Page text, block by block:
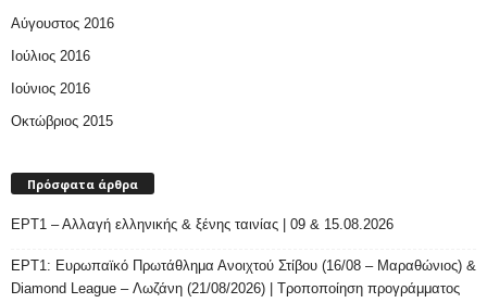
Αύγουστος 2016
Ιούλιος 2016
Ιούνιος 2016
Οκτώβριος 2015
Πρόσφατα άρθρα
ΕΡΤ1 – Αλλαγή ελληνικής & ξένης ταινίας | 09 & 15.08.2026
ΕΡΤ1: Ευρωπαϊκό Πρωτάθλημα Ανοιχτού Στίβου (16/08 – Μαραθώνιος) &
Diamond League – Λωζάνη (21/08/2026) | Τροποποίηση προγράμματος